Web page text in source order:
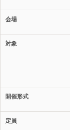
会場
対象
開催形式
定員